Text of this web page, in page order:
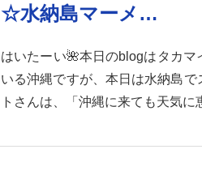
☆水納島マーメ…
はいたーい🌺本日のblogはタカ
いる沖縄ですが、本日は水納島
トさんは、「沖縄に来ても天気